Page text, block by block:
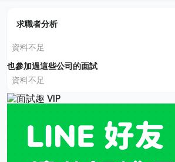
求職者分析
資料不足
也參加過這些公司的面試
資料不足